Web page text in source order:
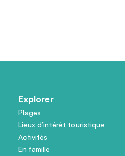
Explorer
Plages
Lieux d’intérêt touristique
Activités
En famille